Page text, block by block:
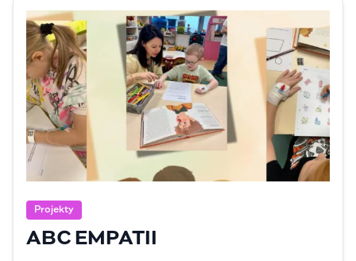
Projekty
ABC EMPATII